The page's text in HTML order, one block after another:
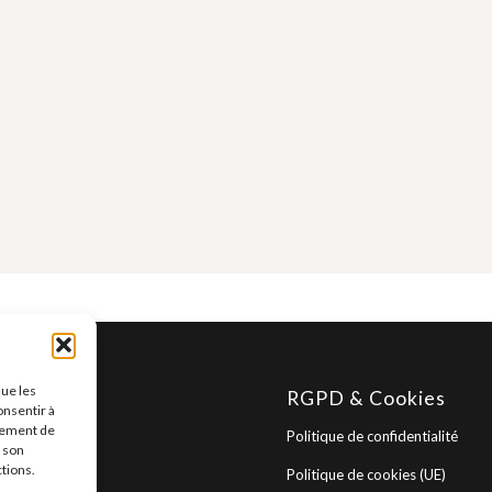
les
à
de
du site
site
site
RGPD & Cookies
Politique de confidentialité
Politique de cookies (UE)